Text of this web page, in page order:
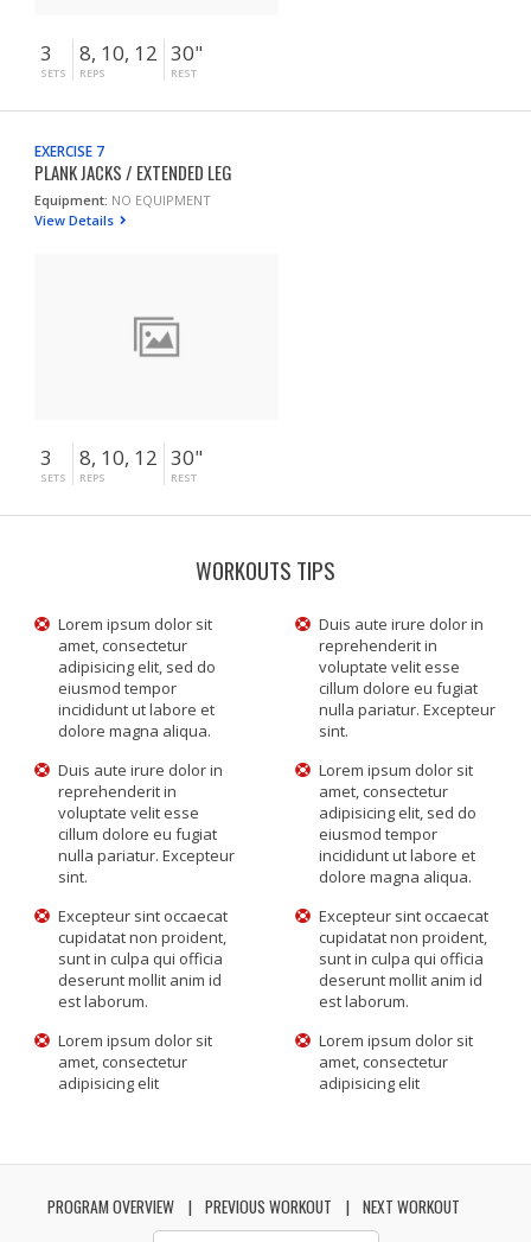
3
SETS
8, 10, 12
REPS
30"
REST
EXERCISE 7
PLANK JACKS / EXTENDED LEG
Equipment: NO EQUIPMENT
View Details
3
SETS
8, 10, 12
REPS
30"
REST
WORKOUTS TIPS
Lorem ipsum dolor sit
amet, consectetur
adipisicing elit, sed do
eiusmod tempor
incididunt ut labore et
dolore magna aliqua.
Duis aute irure dolor in
reprehenderit in
voluptate velit esse
cillum dolore eu fugiat
nulla pariatur. Excepteur
sint.
Duis aute irure dolor in
reprehenderit in
voluptate velit esse
cillum dolore eu fugiat
nulla pariatur. Excepteur
sint.
Lorem ipsum dolor sit
amet, consectetur
adipisicing elit, sed do
eiusmod tempor
incididunt ut labore et
dolore magna aliqua.
Excepteur sint occaecat
cupidatat non proident,
sunt in culpa qui officia
deserunt mollit anim id
est laborum.
Excepteur sint occaecat
cupidatat non proident,
sunt in culpa qui officia
deserunt mollit anim id
est laborum.
Lorem ipsum dolor sit
amet, consectetur
adipisicing elit
Lorem ipsum dolor sit
amet, consectetur
adipisicing elit
PROGRAM OVERVIEW PREVIOUS WORKOUT NEXT WORKOUT